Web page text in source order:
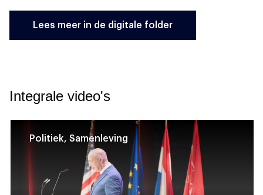
Lees meer in de digitale folder
Integrale video's
Politiek, Samenleving